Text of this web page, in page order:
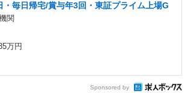
・毎日帰宅/賞与年3回・東証プライム上場G
関
万円
Sponsored by